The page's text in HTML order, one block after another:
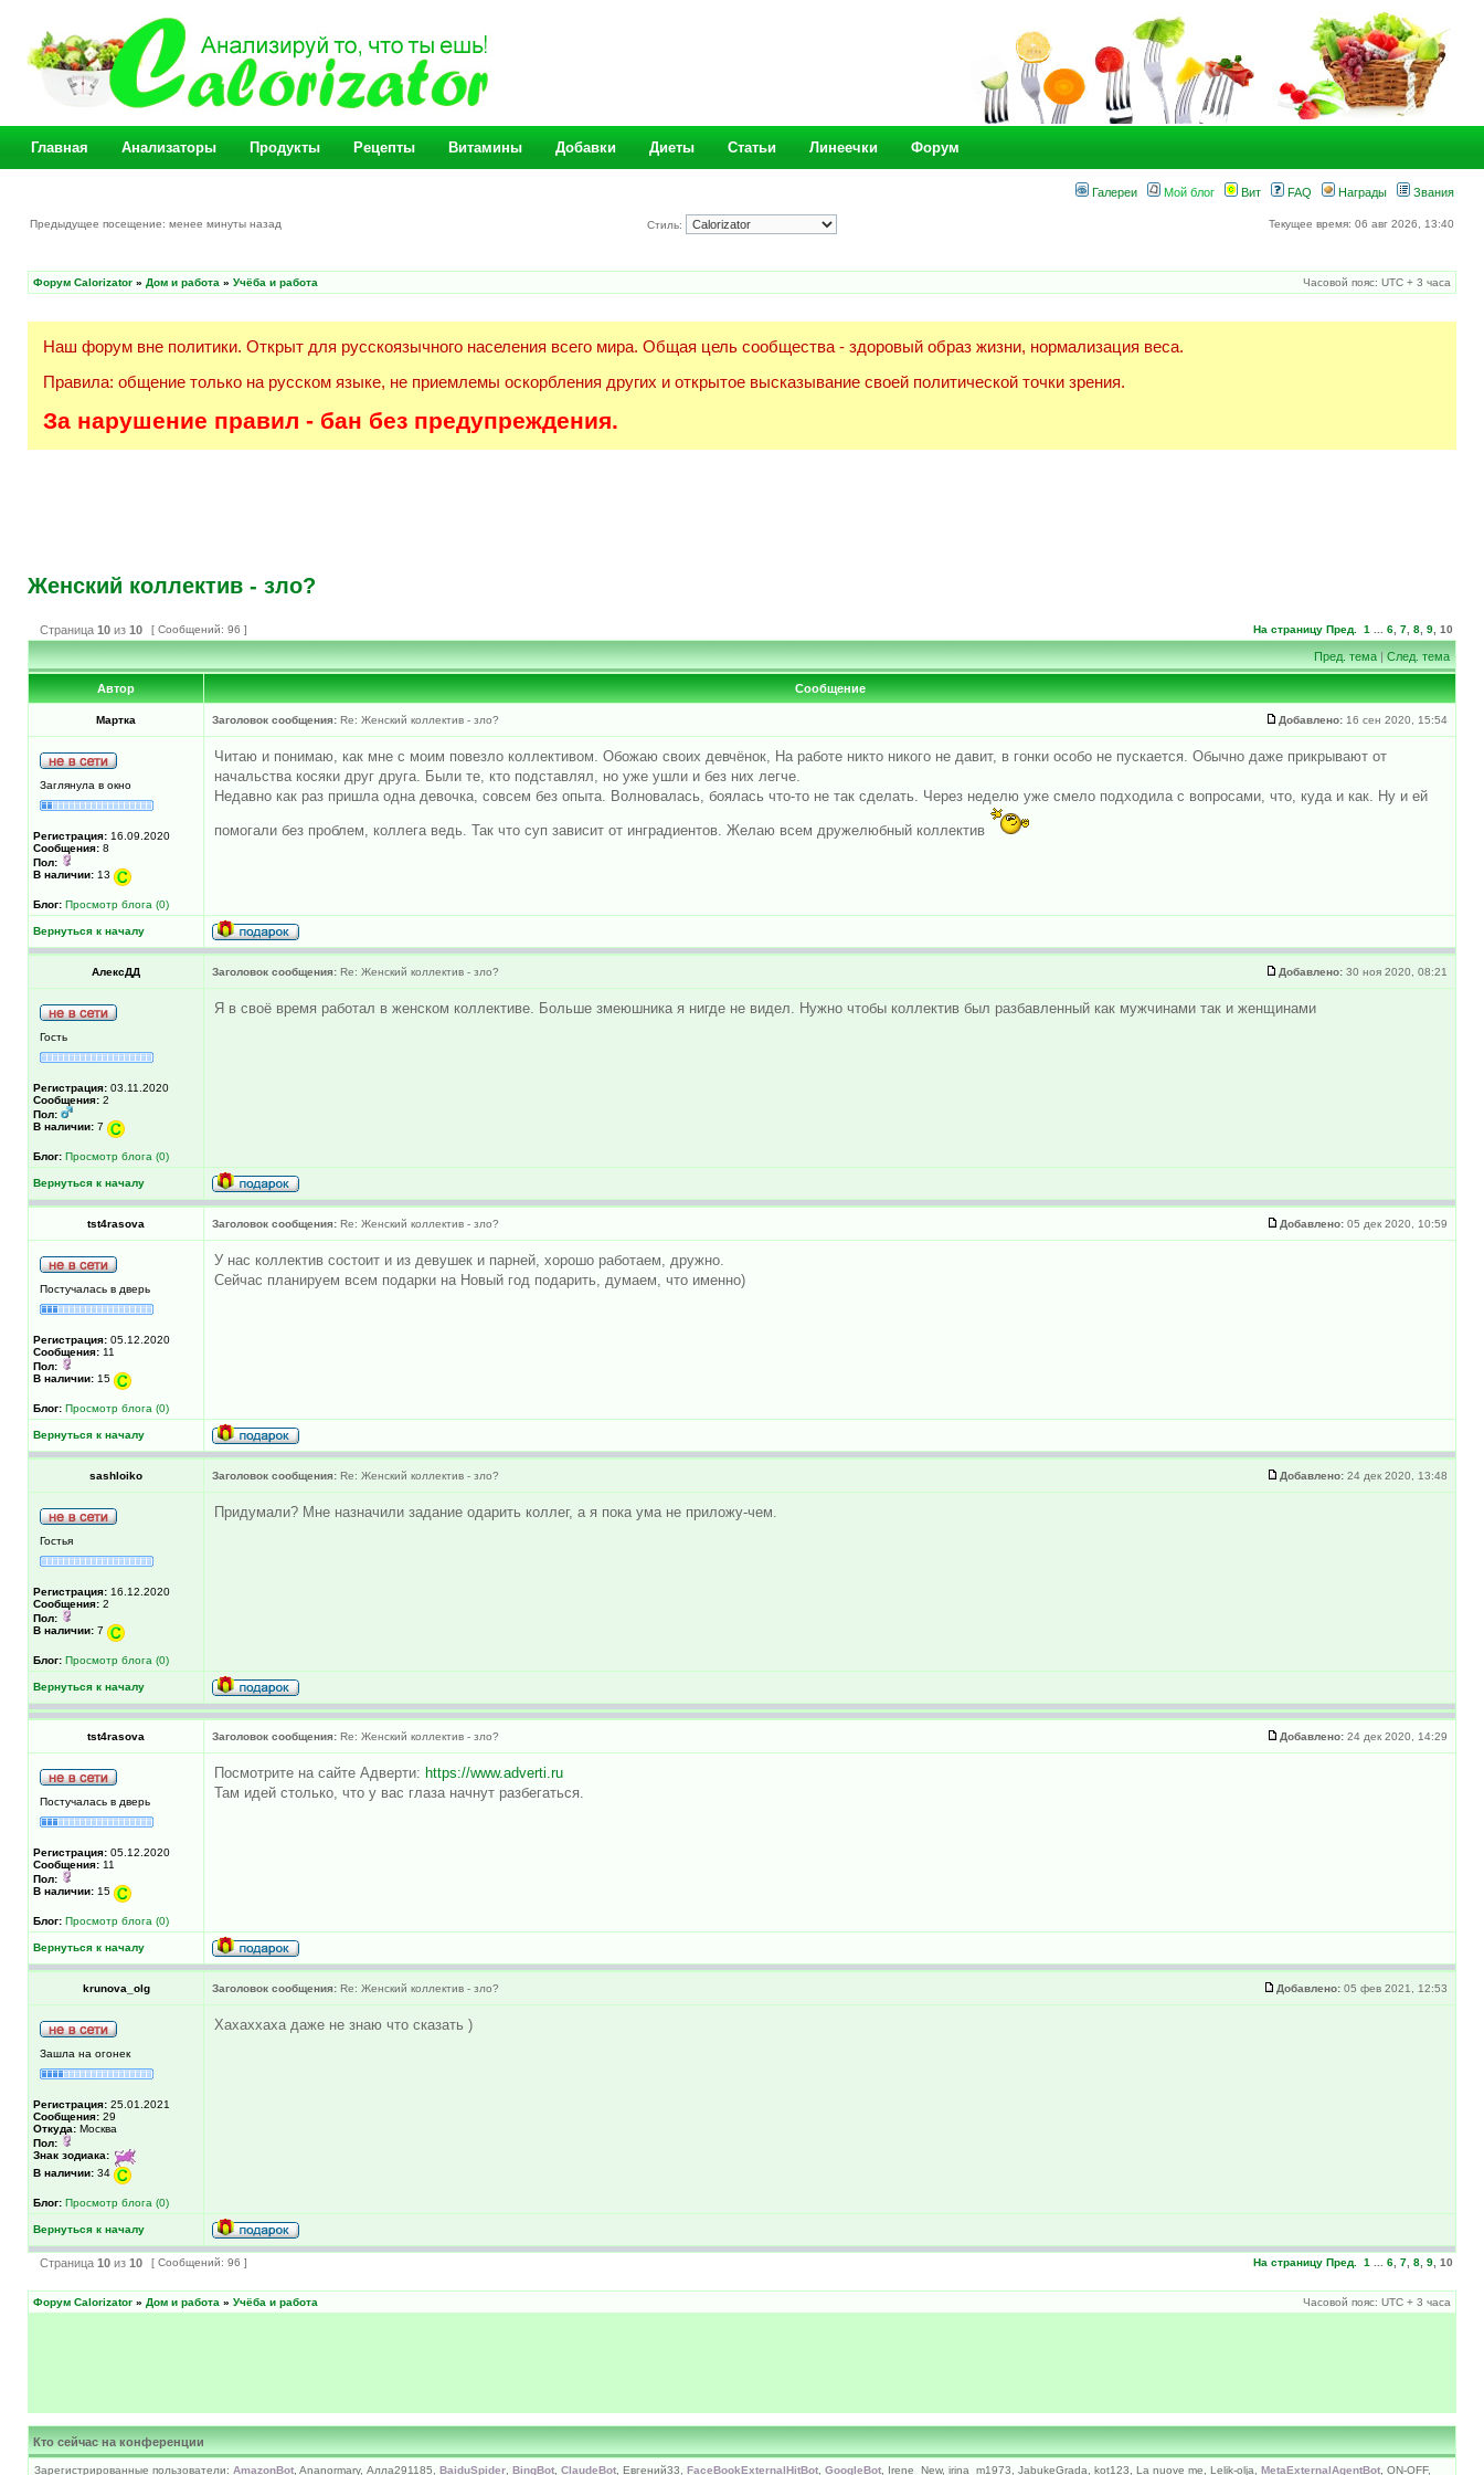
Главная Анализаторы Продукты Рецепты Витамины Добавки Диеты Статьи Линеечки Форум
Галереи Мой блог Вит FAQ Награды Звания
Предыдущее посещение: менее минуты назад Стиль: Текущее время: 06 авг 2026, 13:40
Форум Calorizator » Дом и работа » Учёба и работа Часовой пояс: UTC + 3 часа
Наш форум вне политики. Открыт для русскоязычного населения всего мира. Общая цель сообщества - здоровый образ жизни, нормализация веса.
Правила: общение только на русском языке, не приемлемы оскорбления других и открытое высказывание своей политической точки зрения.
За нарушение правил - бан без предупреждения.
Женский коллектив - зло?
Страница 10 из 10 [ Сообщений: 96 ] На страницу Пред. 1 6 7 8 9 10
Пред. тема|След. тема
Автор Сообщение
Мартка Заголовок сообщения: Re: Женский коллектив - зло? Добавлено: 16 сен 2020, 15:54
Заглянула в окно
Регистрация: 16.09.2020
Сообщения: 8
Пол:
В наличии: 13
Блог: Просмотр блога (0)
Читаю и понимаю, как мне с моим повезло коллективом. Обожаю своих девчёнок, На работе никто никого не давит, в гонки особо не пускается. Обычно даже прикрывают от
начальства косяки друг друга. Были те, кто подставлял, но уже ушли и без них легче.
Недавно как раз пришла одна девочка, совсем без опыта. Волновалась, боялась что-то не так сделать. Через неделю уже смело подходила с вопросами, что, куда и как. Ну и ей
помогали без проблем, коллега ведь. Так что суп зависит от инградиентов. Желаю всем дружелюбный коллектив
Вернуться к началу
АлексДД Заголовок сообщения: Re: Женский коллектив - зло? Добавлено: 30 ноя 2020, 08:21
Гость
Регистрация: 03.11.2020
Сообщения: 2
Пол:
В наличии: 7
Блог: Просмотр блога (0)
Я в своё время работал в женском коллективе. Больше змеюшника я нигде не видел. Нужно чтобы коллектив был разбавленный как мужчинами так и женщинами
Вернуться к началу
tst4rasova Заголовок сообщения: Re: Женский коллектив - зло? Добавлено: 05 дек 2020, 10:59
Постучалась в дверь
Регистрация: 05.12.2020
Сообщения: 11
Пол:
В наличии: 15
Блог: Просмотр блога (0)
У нас коллектив состоит и из девушек и парней, хорошо работаем, дружно.
Сейчас планируем всем подарки на Новый год подарить, думаем, что именно)
Вернуться к началу
sashloiko Заголовок сообщения: Re: Женский коллектив - зло? Добавлено: 24 дек 2020, 13:48
Гостья
Регистрация: 16.12.2020
Сообщения: 2
Пол:
В наличии: 7
Блог: Просмотр блога (0)
Придумали? Мне назначили задание одарить коллег, а я пока ума не приложу-чем.
Вернуться к началу
tst4rasova Заголовок сообщения: Re: Женский коллектив - зло? Добавлено: 24 дек 2020, 14:29
Постучалась в дверь
Регистрация: 05.12.2020
Сообщения: 11
Пол:
В наличии: 15
Блог: Просмотр блога (0)
Посмотрите на сайте Адверти: https://www.adverti.ru
Там идей столько, что у вас глаза начнут разбегаться.
Вернуться к началу
krunova_olg Заголовок сообщения: Re: Женский коллектив - зло? Добавлено: 05 фев 2021, 12:53
Зашла на огонек
Регистрация: 25.01.2021
Сообщения: 29
Откуда: Москва
Пол:
Знак зодиака:
В наличии: 34
Блог: Просмотр блога (0)
Хахаххаха даже не знаю что сказать )
Вернуться к началу
Страница 10 из 10 [ Сообщений: 96 ] На страницу Пред. 1 6 7 8 9 10
Форум Calorizator » Дом и работа » Учёба и работа Часовой пояс: UTC + 3 часа
Кто сейчас на конференции
Зарегистрированные пользователи: AmazonBot , Ananormary, Алла291185, BaiduSpider BingBot ClaudeBot , Евгений33, FaceBookExternalHitBot GoogleBot , Irene_New, irina_m1973, JabukeGrada, kot123, La nuove me, Lelik-olja, MetaExternalAgentBot , ON-OFF,